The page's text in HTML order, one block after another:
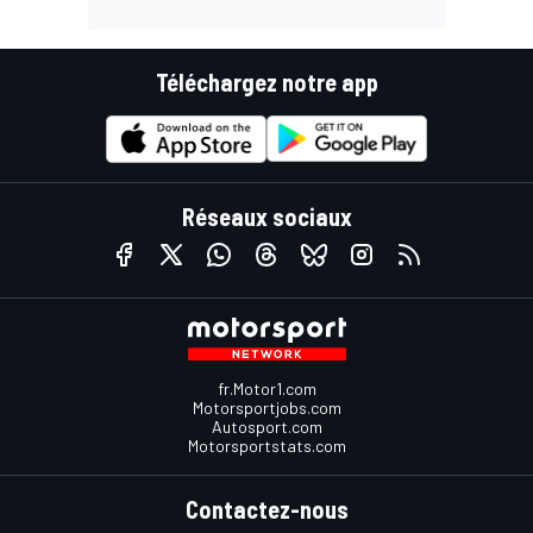
Téléchargez notre app
Réseaux sociaux
fr.Motor1.com
Motorsportjobs.com
Autosport.com
Motorsportstats.com
Contactez-nous